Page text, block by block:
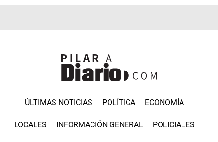
ÚLTIMAS NOTICIAS POLÍTICA ECONOMÍA
LOCALES INFORMACIÓN GENERAL POLICIALES